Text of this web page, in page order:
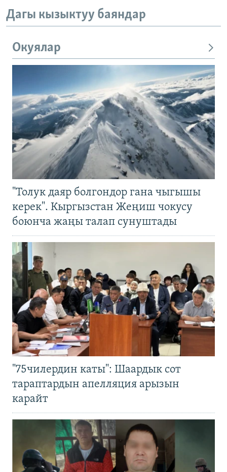
Дагы кызыктуу баяндар
Окуялар
"Толук даяр болгондор гана чыгышы
керек". Кыргызстан Жеңиш чокусу
боюнча жаңы талап сунуштады
"75чилердин каты": Шаардык сот
тараптардын апелляция арызын
карайт